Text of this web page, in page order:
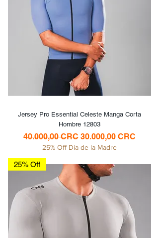
Jersey Pro Essential Celeste Manga Corta
Hombre 12803
Precio
40.000,00 CRC Precio de oferta
30.000,00 CRC
25% Off Día de la Madre
25% Off